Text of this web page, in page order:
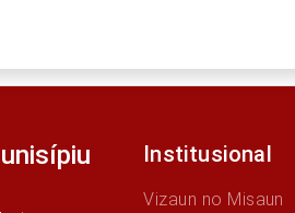
Institusional
Vizaun no Misaun